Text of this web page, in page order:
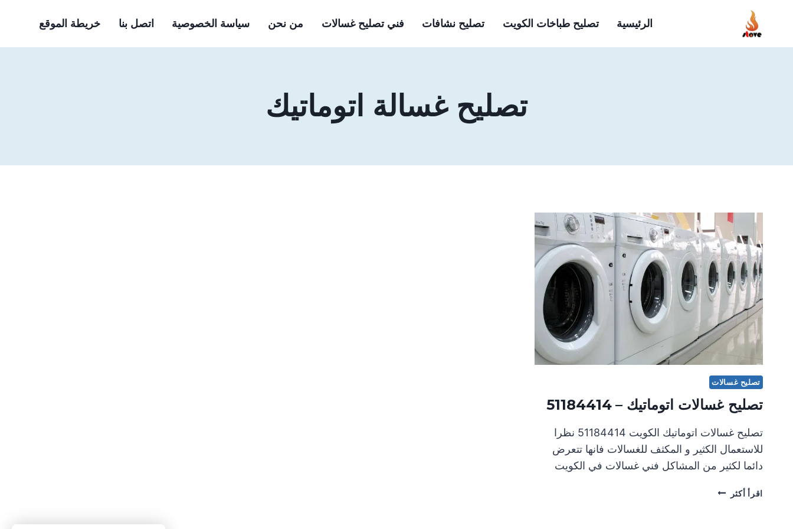
المحتوى
الرئيسية تصليح طباخات الكويت تصليح نشافات فني تصليح غسالات من نحن سياسة الخصوصية اتصل بنا خريطة الموقع
تصليح غسالة اتوماتيك
تصليح غسالات
تصليح غسالات اتوماتيك – 51184414
تصليح غسالات اتوماتيك الكويت 51184414 نظرا
للاستعمال الكثير و المكثف للغسالات فانها تتعرض
دائما لكثير من المشاكل فني غسالات في الكويت
اقرأ أكثر
تصليح